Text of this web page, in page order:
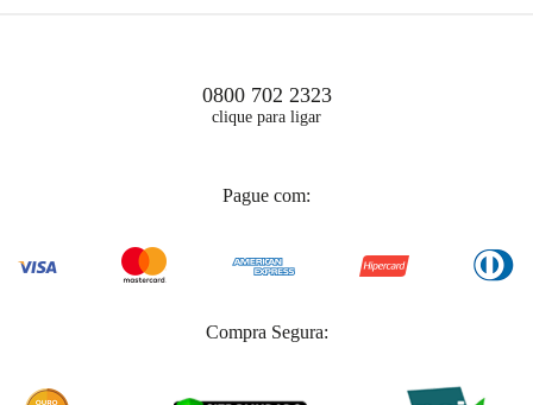
0800 702 2323
clique para ligar
Pague com:
Compra Segura: